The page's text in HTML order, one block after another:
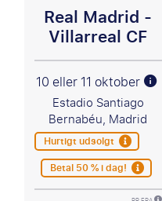
Real Madrid -
Villarreal CF
10 eller 11 oktober
Estadio Santiago
Bernabéu, Madrid
Hurtigt udsolgt
Betal 50 % i dag!